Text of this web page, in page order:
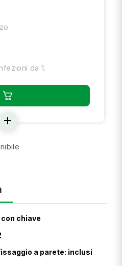
da 1.
add
chiave
a parete: inclusi